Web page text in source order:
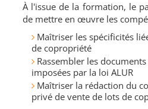
À l'issue de la formation, le
de mettre en œuvre les
Maîtriser les spécificités
de copropriété
Rassembler les
imposées par la loi ALUR
Maîtriser la rédaction du
privé de vente de lots de